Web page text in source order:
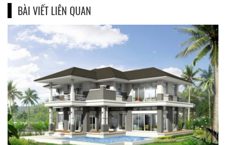
BÀI VIẾT LIÊN QUAN